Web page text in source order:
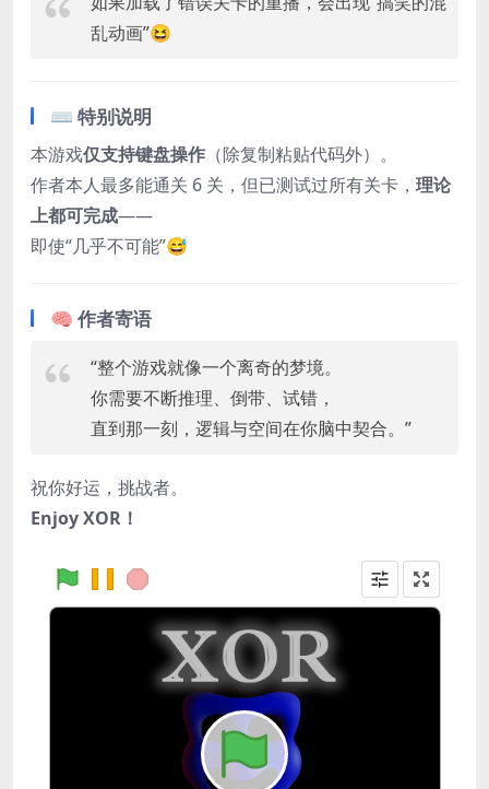
乱动画”😆
⌨️ 特别说明
本游戏仅支持键盘操作 （除复制粘贴代码外）。
作者本人最多能通关 6 关，但已测试过所有关卡， 理论
上都可完成——
即使“几乎不可能”😅
🧠 作者寄语
“整个游戏就像一个离奇的梦境。
你需要不断推理、倒带、试错，
直到那一刻，逻辑与空间在你脑中契合。”
祝你好运，挑战者。
Enjoy XOR！